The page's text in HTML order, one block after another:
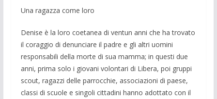
Una ragazza come loro
Denise è la loro coetanea di ventun anni che ha trovato
il coraggio di denun­ciare il padre e gli altri uomini
responsa­bili della morte di sua mamma; in questi due
anni, prima solo i giovani volontari di Libera, poi gruppi
scout, ragazzi delle parrocchie, associazioni di paese,
classi di scuole e singoli cittadini hanno adotta­to con il